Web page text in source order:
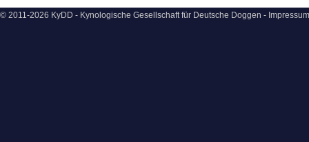
© 2011-2026 KyDD - Kynologische Gesellschaft für Deutsche Doggen - Impressum